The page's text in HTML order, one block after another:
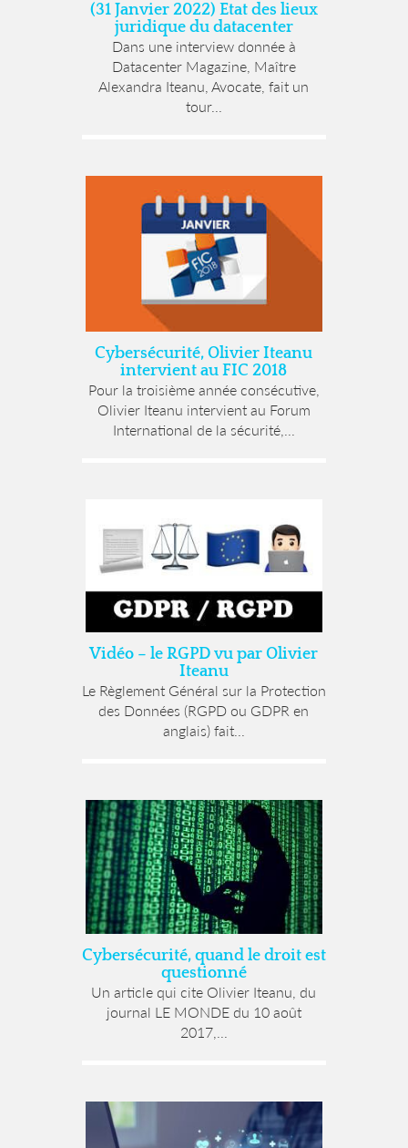
(31 Janvier 2022) Etat des lieux
juridique du datacenter
Dans une interview donnée à
Datacenter Magazine, Maître
Alexandra Iteanu, Avocate, fait un
tour...
Cybersécurité, Olivier Iteanu
intervient au FIC 2018
Pour la troisième année consécutive,
Olivier Iteanu intervient au Forum
International de la sécurité,...
Vidéo – le RGPD vu par Olivier
Iteanu
Le Règlement Général sur la Protection
des Données (RGPD ou GDPR en
anglais) fait...
Cybersécurité, quand le droit est
questionné
Un article qui cite Olivier Iteanu, du
journal LE MONDE du 10 août
2017,...